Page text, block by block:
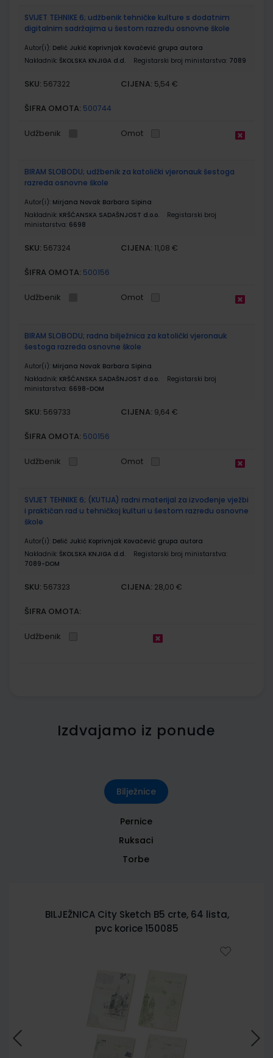
SVIJET TEHNIKE 6; udžbenik tehničke kulture s dodatnim
digitalnim sadržajima u šestom razredu osnovne škole
Autor(i): Delić Jukić Koprivnjak Kovačević grupa autora
Nakladnik: ŠKOLSKA KNJIGA d.d. Registarski broj ministarstva: 7089
SKU: 567322 CIJENA: 5,54 €
ŠIFRA OMOTA: 500744
Udžbenik Omot
BIRAM SLOBODU; udžbenik za katolički vjeronauk šestoga
razreda osnovne škole
Autor(i): Mirjana Novak Barbara Sipina
Nakladnik: KRŠĆANSKA SADAŠNJOST d.o.o.
Registarski broj
ministarstva: 6698
SKU: 567324 CIJENA: 11,08 €
ŠIFRA OMOTA: 500156
Udžbenik Omot
BIRAM SLOBODU; radna bilježnica za katolički vjeronauk
šestoga razreda osnovne škole
Autor(i): Mirjana Novak Barbara Sipina
Nakladnik: KRŠĆANSKA SADAŠNJOST d.o.o.
Registarski broj
ministarstva: 6698-DOM
SKU: 569733 CIJENA: 9,64 €
ŠIFRA OMOTA: 500156
Udžbenik Omot
SVIJET TEHNIKE 6; (KUTIJA) radni materijal za izvođenje vježbi
i praktičan rad u tehničkoj kulturi u šestom razredu osnovne
škole
Autor(i): Delić Jukić Koprivnjak Kovačević grupa autora
Nakladnik: ŠKOLSKA KNJIGA d.d.
Registarski broj ministarstva:
7089-DOM
SKU: 567323 CIJENA: 28,00 €
ŠIFRA OMOTA:
Udžbenik
Izdvajamo iz ponude
Bilježnice
Pernice
Ruksaci
Torbe
BILJEŽNICA City Sketch B5 crte, 64 lista,
pvc korice 150085